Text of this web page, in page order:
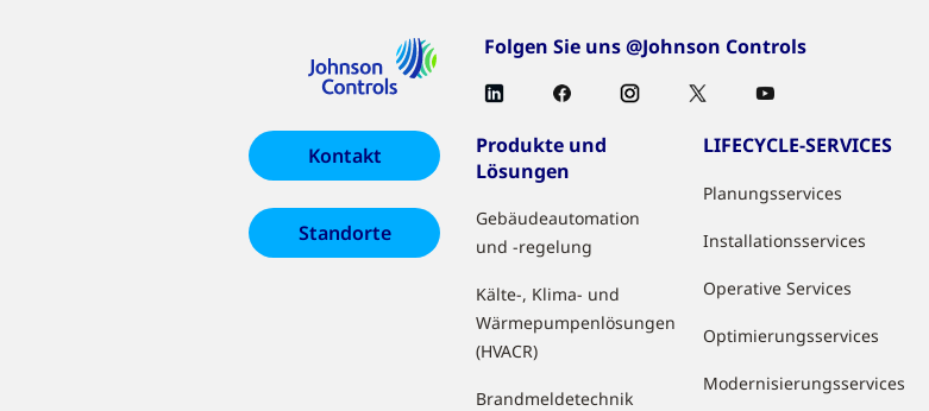
Folgen Sie uns @Johnson Controls
Kontakt
Standorte
Produkte und
Lösungen
Gebäudeautomation
und -regelung
Kälte-, Klima- und
Wärmepumpenlösungen
(HVACR)
Brandmeldetechnik
LIFECYCLE-SERVICES
Planungsservices
Installationsservices
Operative Services
Optimierungsservices
Modernisierungsservices